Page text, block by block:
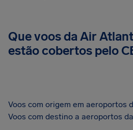
Que voos da Air
estão cobertos pelo
Voos com origem em aeroportos
Voos com destino a aeroportos